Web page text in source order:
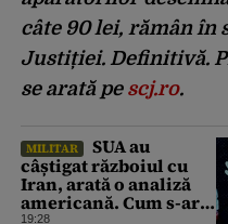
câte 90 lei, rămân
Justiției. Definitivă.
se arată pe scj.ro.
MILITAR
SUA au
câștigat războiul cu
Iran, arată o analiză
americană. Cum s-ar
19:28